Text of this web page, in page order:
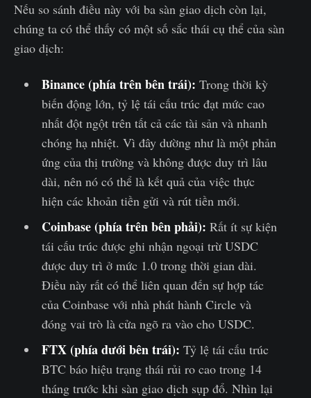
Nếu so sánh điều này với ba sàn giao dịch còn lại,
chúng ta có thể thấy có một số sắc thái cụ thể của sàn
giao dịch:
Binance (phía trên bên trái): Trong thời kỳ
biến động lớn, tỷ lệ tái cấu trúc đạt mức cao
nhất đột ngột trên tất cả các tài sản và nhanh
chóng hạ nhiệt. Vì đây dường như là một phản
ứng của thị trường và không được duy trì lâu
dài, nên nó có thể là kết quả của việc thực
hiện các khoản tiền gửi và rút tiền mới.
Coinbase (phía trên bên phải): Rất ít sự kiện
tái cấu trúc được ghi nhận ngoại trừ USDC
được duy trì ở mức 1.0 trong thời gian dài.
Điều này rất có thể liên quan đến sự hợp tác
của Coinbase với nhà phát hành Circle và
đóng vai trò là cửa ngõ ra vào cho USDC.
FTX (phía dưới bên trái): Tỷ lệ tái cấu trúc
BTC báo hiệu trạng thái rủi ro cao trong 14
tháng trước khi sàn giao dịch sụp đổ. Nhìn lại